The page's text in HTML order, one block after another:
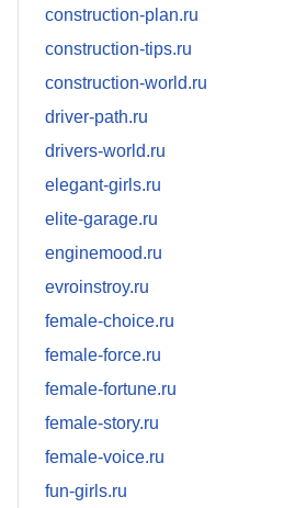
construction-plan.ru
construction-tips.ru
construction-world.ru
driver-path.ru
drivers-world.ru
elegant-girls.ru
elite-garage.ru
enginemood.ru
evroinstroy.ru
female-choice.ru
female-force.ru
female-fortune.ru
female-story.ru
female-voice.ru
fun-girls.ru